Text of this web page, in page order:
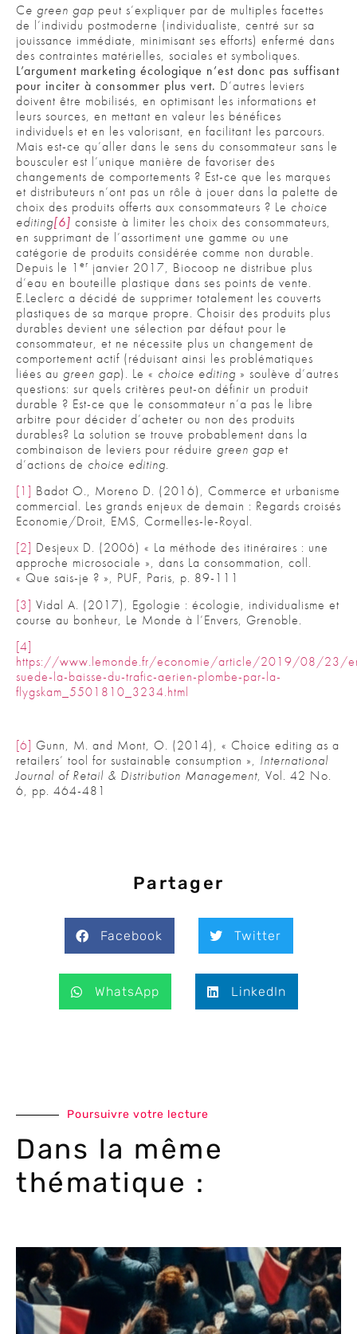
Ce green gap peut s’expliquer par de multiples facettes
de l’individu postmoderne (individualiste, centré sur sa
jouissance immédiate, minimisant ses efforts) enfermé dans
des contraintes matérielles, sociales et symboliques.
L’argument marketing écologique n’est donc pas suffisant
pour inciter à consommer plus vert. D’autres leviers
doivent être mobilisés, en optimisant les informations et
leurs sources, en mettant en valeur les bénéfices
individuels et en les valorisant, en facilitant les parcours.
Mais est-ce qu’aller dans le sens du consommateur sans le
bousculer est l’unique manière de favoriser des
changements de comportements ? Est-ce que les marques
et distributeurs n’ont pas un rôle à jouer dans la palette de
choix des produits offerts aux consommateurs ? Le choice
editing[6] consiste à limiter les choix des consommateurs,
en supprimant de l’assortiment une gamme ou une
catégorie de produits considérée comme non durable.
Depuis le 1 er janvier 2017, Biocoop ne distribue plus
d’eau en bouteille plastique dans ses points de vente.
E.Leclerc a décidé de supprimer totalement les couverts
plastiques de sa marque propre. Choisir des produits plus
durables devient une sélection par défaut pour le
consommateur, et ne nécessite plus un changement de
comportement actif (réduisant ainsi les problématiques
liées au green gap). Le « choice editing » soulève d’autres
questions: sur quels critères peut-on définir un produit
durable ? Est-ce que le consommateur n’a pas le libre
arbitre pour décider d’acheter ou non des produits
durables? La solution se trouve probablement dans la
combinaison de leviers pour réduire green gap et
d’actions de choice editing.
[1] Badot O., Moreno D. (2016), Commerce et urbanisme
commercial. Les grands enjeux de demain : Regards croisés
Economie/Droit, EMS, Cormelles-le-Royal.
[2] Desjeux D. (2006) « La méthode des itinéraires : une
approche microsociale », dans La consommation, coll.
« Que sais-je ? », PUF, Paris, p. 89-111
[3] Vidal A. (2017), Egologie : écologie, individualisme et
course au bonheur, Le Monde à l’Envers, Grenoble.
[4]
https://www.lemonde.fr/economie/article/2019/08/23/
suede-la-baisse-du-trafic-aerien-plombe-par-la-
flygskam_5501810_3234.html
[6] Gunn, M. and Mont, O. (2014), « Choice editing as a
retailers’ tool for sustainable consumption », International
Journal of Retail & Distribution Management, Vol. 42 No.
6, pp. 464-481
Partager
Facebook Twitter
WhatsApp LinkedIn
Poursuivre votre lecture
Dans la même
thématique :